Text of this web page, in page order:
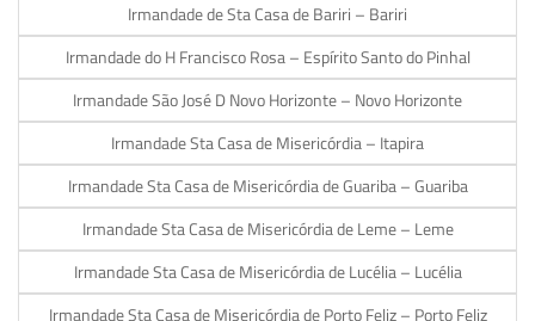
Irmandade de Sta Casa de Bariri – Bariri
Irmandade do H Francisco Rosa – Espírito Santo do Pinhal
Irmandade São José D Novo Horizonte – Novo Horizonte
Irmandade Sta Casa de Misericórdia – Itapira
Irmandade Sta Casa de Misericórdia de Guariba – Guariba
Irmandade Sta Casa de Misericórdia de Leme – Leme
Irmandade Sta Casa de Misericórdia de Lucélia – Lucélia
Irmandade Sta Casa de Misericórdia de Porto Feliz – Porto Feliz